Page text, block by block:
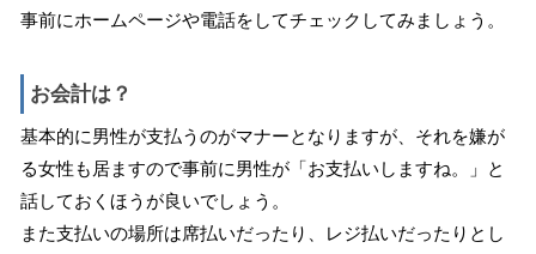
事前にホームページや電話をしてチェックしてみましょう。
お会計は？
基本的に男性が支払うのがマナーとなりますが、それを嫌が
る女性も居ますので事前に男性が「お支払いしますね。」と
話しておくほうが良いでしょう。
また支払いの場所は席払いだったり、レジ払いだったりとし